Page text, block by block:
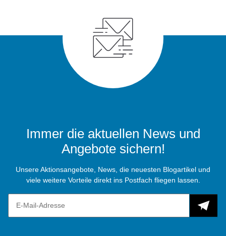
Immer die aktuellen News und
Angebote sichern!
Unsere Aktionsangebote, News, die neuesten Blogartikel und
viele weitere Vorteile direkt ins Postfach fliegen lassen.